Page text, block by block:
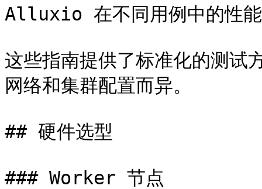
Alluxio 在不同用例中的性能
这些指南提供了标准化的测试
网络和集群配置而异。
## 硬件选型
### Worker 节点